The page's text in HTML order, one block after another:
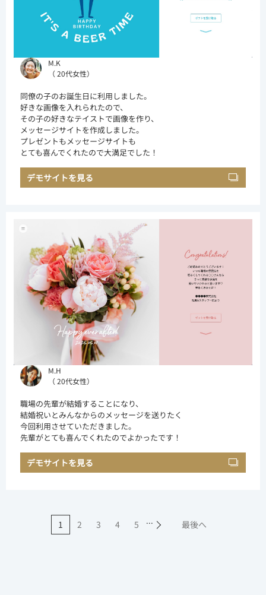
M.K
（ 20代女性）
同僚の子のお誕生日に利用しました。
好きな画像を入れられたので、
その子の好きなテイストで画像を作り、
メッセージサイトを作成しました。
プレゼントもメッセージサイトも
とても喜んでくれたので大満足でした！
デモサイトを見る
M.H
（ 20代女性）
職場の先輩が結婚することになり、
結婚祝いとみんなからのメッセージを送りたく
今回利用させていただきました。
先輩がとても喜んでくれたのでよかったです！
デモサイトを見る
1 2 3 4 5 ... 最後へ